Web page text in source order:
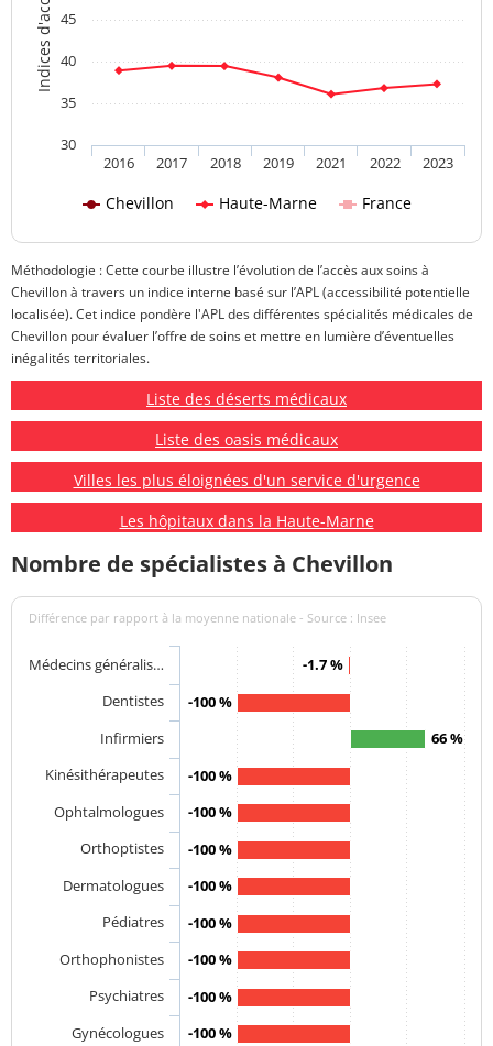
Chevillon Haute-Marne France
2016 2017 2018 2019 2021 2022 2023
30
35
40
45
Méthodologie : Cette courbe illustre l’évolution de l’accès aux soins à
Chevillon à travers un indice interne basé sur l’APL (accessibilité potentielle
localisée). Cet indice pondère l'APL des différentes spécialités médicales de
Chevillon pour évaluer l’offre de soins et mettre en lumière d’éventuelles
inégalités territoriales.
Liste des déserts médicaux
Liste des oasis médicaux
Villes les plus éloignées d'un service d'urgence
Les hôpitaux dans la Haute-Marne
Nombre de spécialistes à Chevillon
Différence par rapport à la moyenne nationale - Source : Insee
-1.7 %
-100 %
66 %
-100 %
-100 %
-100 %
-100 %
-100 %
-100 %
-100 %
-100 %
Médecins généralis…
Dentistes
Infirmiers
Kinésithérapeutes
Ophtalmologues
Orthoptistes
Dermatologues
Pédiatres
Orthophonistes
Psychiatres
Gynécologues